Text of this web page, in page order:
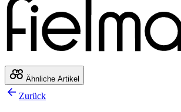
Ähnliche Artikel
Zurück